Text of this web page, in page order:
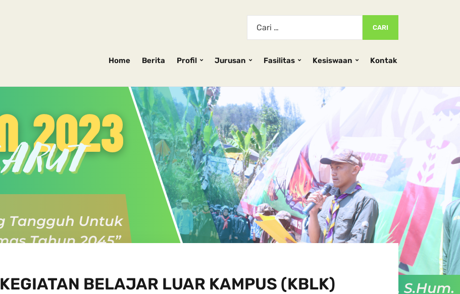
Home Berita Profil Jurusan Fasilitas Kesiswaan Kontak
KEGIATAN BELAJAR LUAR KAMPUS (KBLK)